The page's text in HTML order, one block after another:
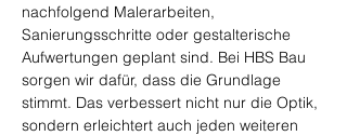
nachfolgend Malerarbeiten,
Sanierungsschritte oder gestalterische
Aufwertungen geplant sind. Bei HBS Bau
sorgen wir dafür, dass die Grundlage
stimmt. Das verbessert nicht nur die Optik,
sondern erleichtert auch jeden weiteren